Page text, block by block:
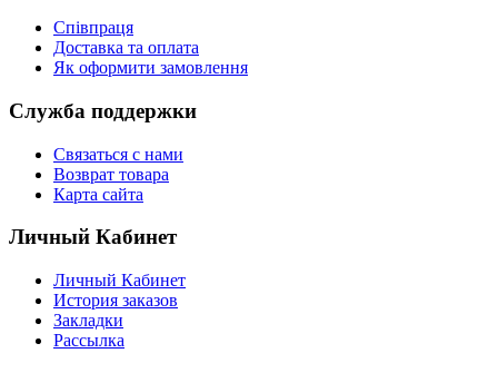
Співпраця
Доставка та оплата
Як оформити замовлення
Служба поддержки
Связаться с нами
Возврат товара
Карта сайта
Личный Кабинет
Личный Кабинет
История заказов
Закладки
Рассылка